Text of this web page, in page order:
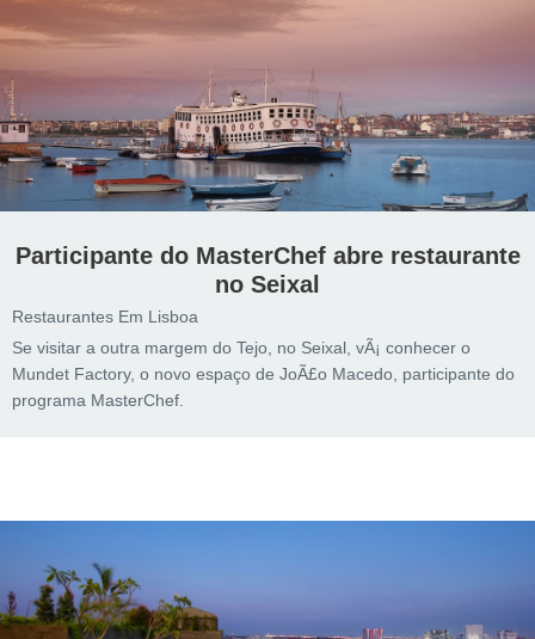
Participante do MasterChef abre restaurante
no Seixal
Restaurantes Em Lisboa
Se visitar a outra margem do Tejo, no Seixal, vÃ¡ conhecer o
Mundet Factory, o novo espaço de JoÃ£o Macedo, participante do
programa MasterChef.